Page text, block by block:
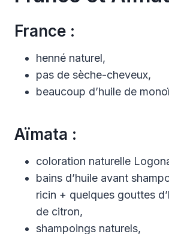
France :
henné naturel,
pas de sèche-cheveux,
beaucoup d’huile de
Aïmata :
coloration naturelle
bains d’huile avant
ricin + quelques gouttes
de citron,
shampoings naturels,